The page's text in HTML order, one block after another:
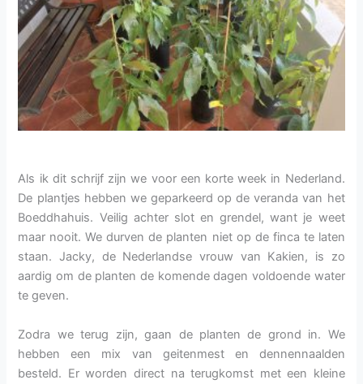
Als ik dit schrijf zijn we voor een korte week in Nederland.
De plantjes hebben we geparkeerd op de veranda van het
Boeddhahuis. Veilig achter slot en grendel, want je weet
maar nooit. We durven de planten niet op de finca te laten
staan. Jacky, de Nederlandse vrouw van Kakien, is zo
aardig om de planten de komende dagen voldoende water
te geven.
Zodra we terug zijn, gaan de planten de grond in. We
hebben een mix van geitenmest en dennennaalden
besteld. Er worden direct na terugkomst met een kleine